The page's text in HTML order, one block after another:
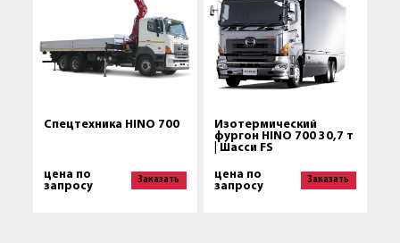
Спецтехника HINO 700
цена по
запросу
Заказать
Изотермический
фургон HINO 700 30,7 т
| Шасси FS
цена по
запросу
Заказать